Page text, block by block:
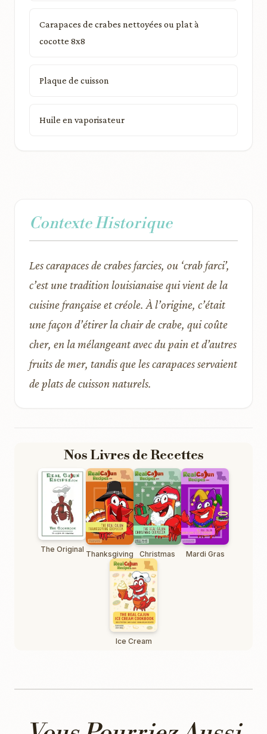
Carapaces de crabes nettoyées ou plat à
cocotte 8x8
Plaque de cuisson
Huile en vaporisateur
Contexte Historique
Les carapaces de crabes farcies, ou ‘crab farci’,
c’est une tradition louisianaise qui vient de la
cuisine française et créole. À l’origine, c’était
une façon d’étirer la chair de crabe, qui coûte
cher, en la mélangeant avec du pain et d’autres
fruits de mer, tandis que les carapaces servaient
de plats de cuisson naturels.
Nos Livres de Recettes
The Original Thanksgiving Christmas Mardi Gras
Ice Cream